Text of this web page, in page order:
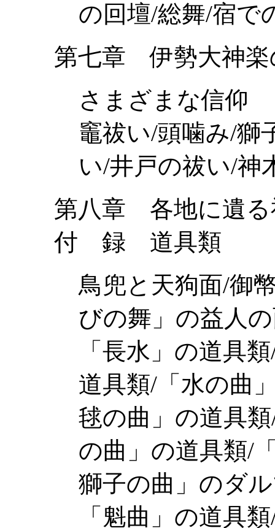
の回壇/総舞/宿で
第七章 伊勢大神楽
さまざまな信仰
竈祓い/頭噛み/獅
い/井戸の祓い/神
第八章 各地に遺る
付 録 道具類
鳥兜と天狗面/御
びの舞」の益人
「長水」の道具
道具類/「水の曲
毬の曲」の道具
の曲」の道具類/
獅子の曲」のダ
「魁曲」の道具